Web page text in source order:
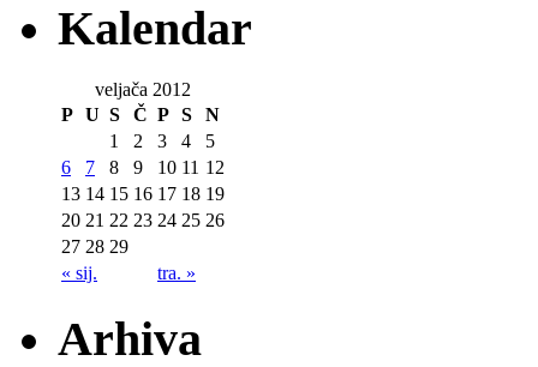
Kalendar
veljača 2012
P U S Č P S N
« sij. tra. »
1 2 3 4
5
6
7 8 9 10 11 12
13 14 15 16 17 18 19
20 21 22 23 24 25 26
27 28 29
Arhiva